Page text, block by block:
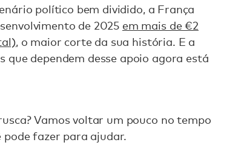
político bem dividido, a França
de 2025 em mais de €2
, o maior corte da sua história. E a
que dependem desse apoio agora está
Vamos voltar um pouco no tempo
fazer para ajudar.